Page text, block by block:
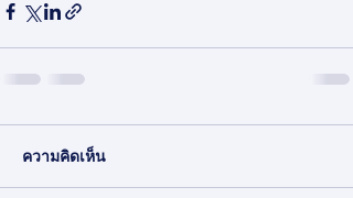
ความคิดเห็น